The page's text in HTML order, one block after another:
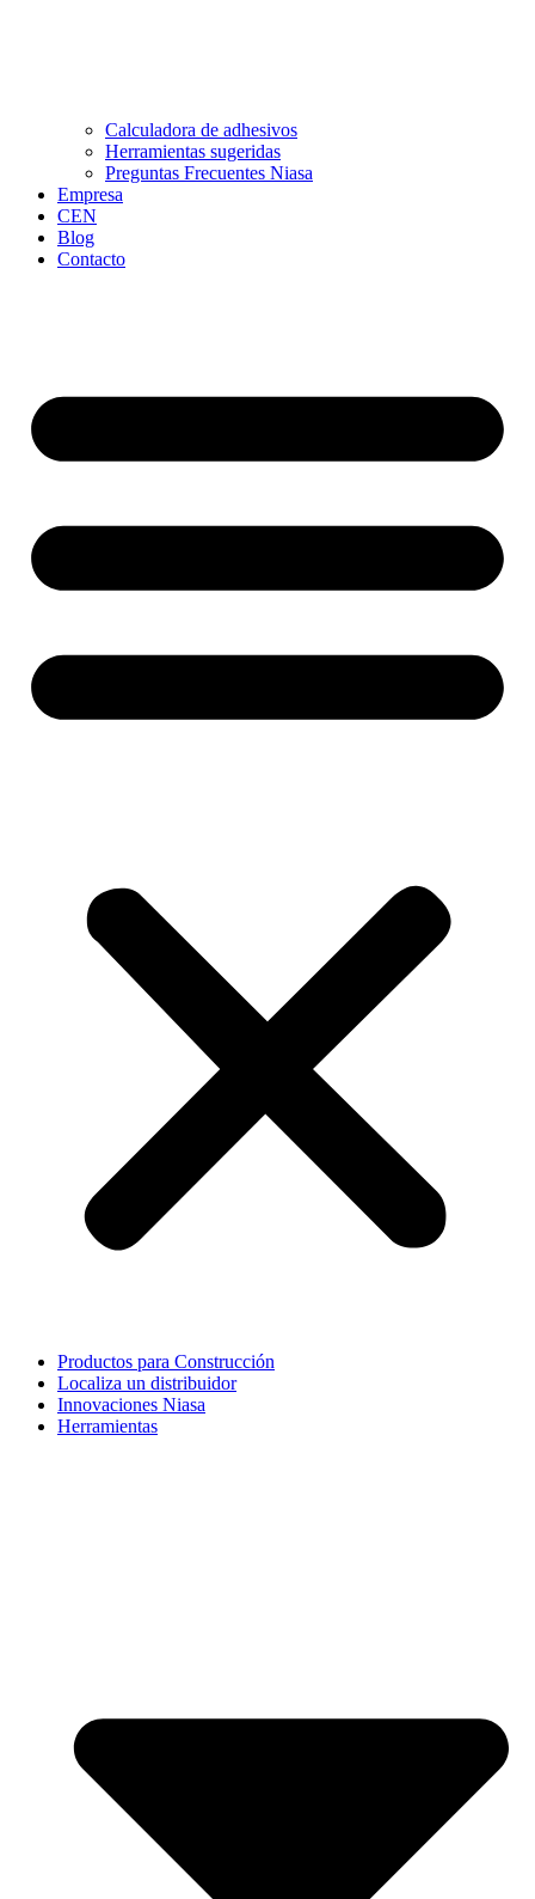
Calculadora de adhesivos
Herramientas sugeridas
Preguntas Frecuentes Niasa
Empresa
CEN
Blog
Contacto
Productos para Construcción
Localiza un distribuidor
Innovaciones Niasa
Herramientas